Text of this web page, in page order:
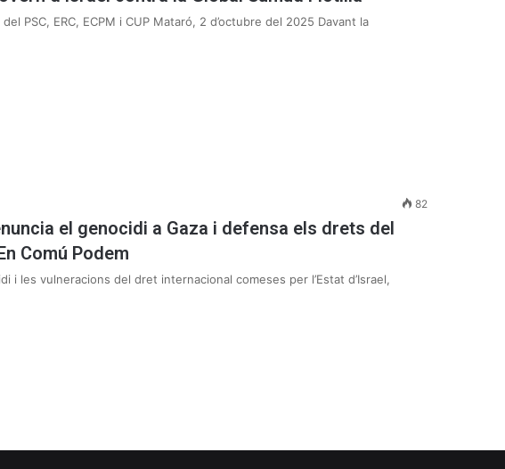
PSC, ERC, ECPM i CUP Mataró, 2 d’octubre del 2025 Davant la
82
el genocidi a Gaza i defensa els drets del
Comú Podem
i les vulneracions del dret internacional comeses per l’Estat d’Israel,